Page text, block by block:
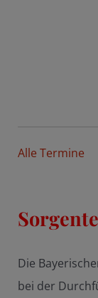
Alle Termine
Die
bei der